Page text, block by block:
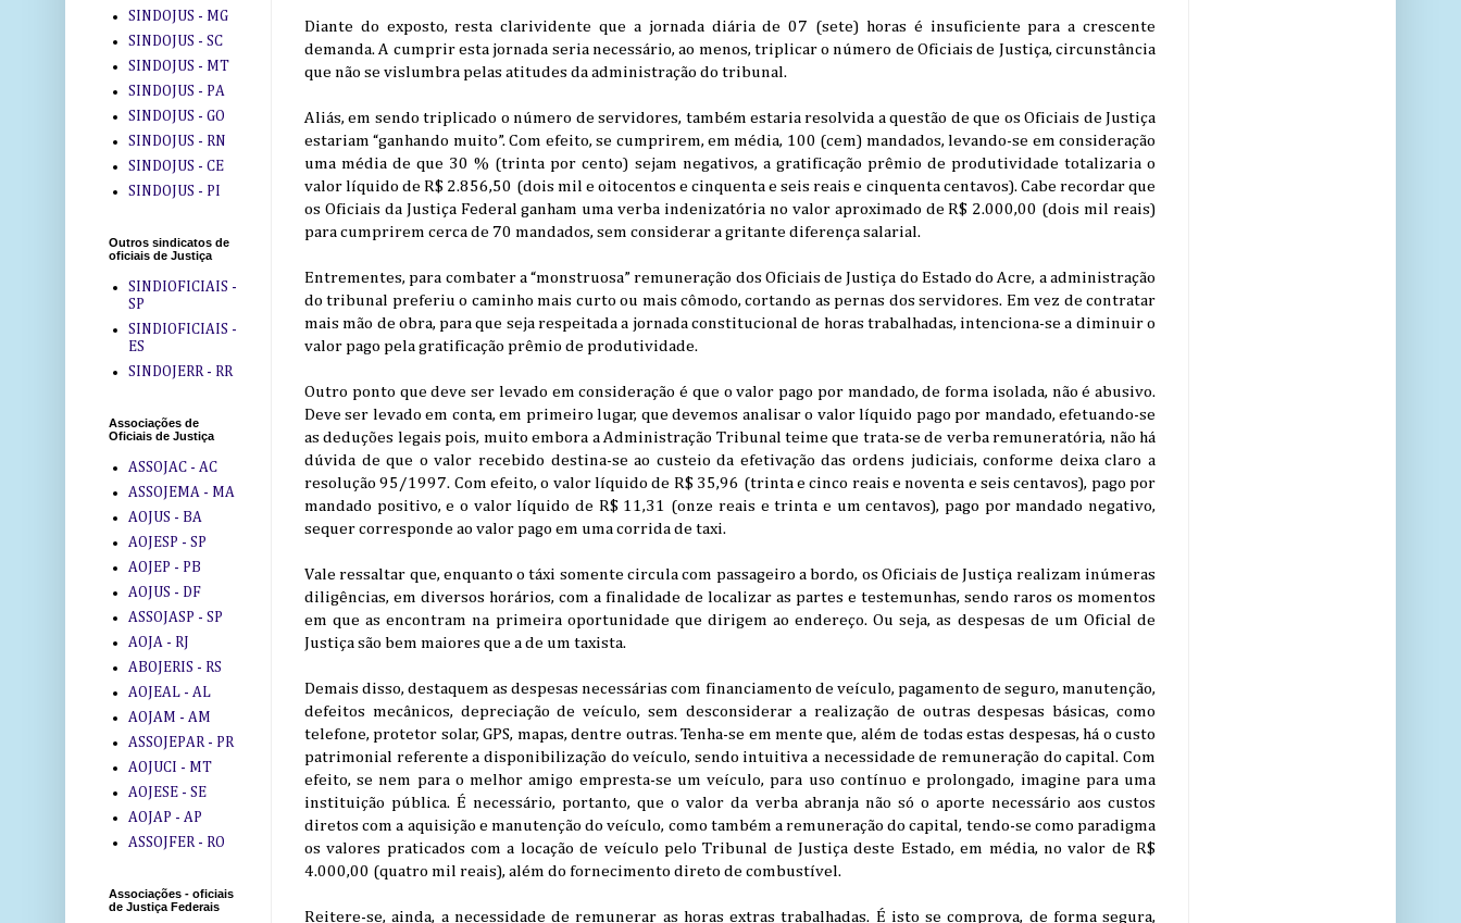
Diante do exposto, resta clarividente que a jornada diária de 07 (sete) horas é insuficiente para a crescente
demanda. A cumprir esta jornada seria necessário, ao menos, triplicar o número de Oficiais de Justiça, circunstância
que não se vislumbra pelas atitudes da administração do tribunal.
Aliás, em sendo triplicado o número de servidores, também estaria resolvida a questão de que os Oficiais de Justiça
estariam “ganhando muito”. Com efeito, se cumprirem, em média, 100 (cem) mandados, levando-se em consideração
uma média de que 30 % (trinta por cento) sejam negativos, a gratificação prêmio de produtividade totalizaria o
valor líquido de R$ 2.856,50 (dois mil e oitocentos e cinquenta e seis reais e cinquenta centavos). Cabe recordar que
os Oficiais da Justiça Federal ganham uma verba indenizatória no valor aproximado de R$ 2.000,00 (dois mil reais)
para cumprirem cerca de 70 mandados, sem considerar a gritante diferença salarial.
Entrementes, para combater a “monstruosa” remuneração dos Oficiais de Justiça do Estado do Acre, a administração
do tribunal preferiu o caminho mais curto ou mais cômodo, cortando as pernas dos servidores. Em vez de contratar
mais mão de obra, para que seja respeitada a jornada constitucional de horas trabalhadas, intenciona-se a diminuir o
valor pago pela gratificação prêmio de produtividade.
Outro ponto que deve ser levado em consideração é que o valor pago por mandado, de forma isolada, não é abusivo.
Deve ser levado em conta, em primeiro lugar, que devemos analisar o valor líquido pago por mandado, efetuando-se
as deduções legais pois, muito embora a Administração Tribunal teime que trata-se de verba remuneratória, não há
dúvida de que o valor recebido destina-se ao custeio da efetivação das ordens judiciais, conforme deixa claro a
resolução 95/1997. Com efeito, o valor líquido de R$ 35,96 (trinta e cinco reais e noventa e seis centavos), pago por
mandado positivo, e o valor líquido de R$ 11,31 (onze reais e trinta e um centavos), pago por mandado negativo,
sequer corresponde ao valor pago em uma corrida de taxi.
Vale ressaltar que, enquanto o táxi somente circula com passageiro a bordo, os Oficiais de Justiça realizam inúmeras
diligências, em diversos horários, com a finalidade de localizar as partes e testemunhas, sendo raros os momentos
em que as encontram na primeira oportunidade que dirigem ao endereço. Ou seja, as despesas de um Oficial de
Justiça são bem maiores que a de um taxista.
Demais disso, destaquem as despesas necessárias com financiamento de veículo, pagamento de seguro, manutenção,
defeitos mecânicos, depreciação de veículo, sem desconsiderar a realização de outras despesas básicas, como
telefone, protetor solar, GPS, mapas, dentre outras. Tenha-se em mente que, além de todas estas despesas, há o custo
patrimonial referente a disponibilização do veículo, sendo intuitiva a necessidade de remuneração do capital. Com
efeito, se nem para o melhor amigo empresta-se um veículo, para uso contínuo e prolongado, imagine para uma
instituição pública. É necessário, portanto, que o valor da verba abranja não só o aporte necessário aos custos
diretos com a aquisição e manutenção do veículo, como também a remuneração do capital, tendo-se como paradigma
os valores praticados com a locação de veículo pelo Tribunal de Justiça deste Estado, em média, no valor de R$
4.000,00 (quatro mil reais), além do fornecimento direto de combustível.
Reitere-se, ainda, a necessidade de remunerar as horas extras trabalhadas. É isto se comprova, de forma segura,
SINDOJUS - MG
SINDOJUS - SC
SINDOJUS - MT
SINDOJUS - PA
SINDOJUS - GO
SINDOJUS - RN
SINDOJUS - CE
SINDOJUS - PI
Outros sindicatos de
oficiais de Justiça
SINDIOFICIAIS -
SP
SINDIOFICIAIS -
ES
SINDOJERR - RR
Associações de
Oficiais de Justiça
ASSOJAC - AC
ASSOJEMA - MA
AOJUS - BA
AOJESP - SP
AOJEP - PB
AOJUS - DF
ASSOJASP - SP
AOJA - RJ
ABOJERIS - RS
AOJEAL - AL
AOJAM - AM
ASSOJEPAR - PR
AOJUCI - MT
AOJESE - SE
AOJAP - AP
ASSOJFER - RO
Associações - oficiais
de Justiça Federais